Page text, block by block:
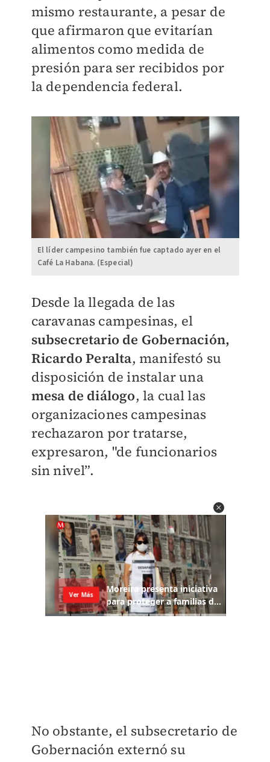
mismo restaurante, a pesar de
que afirmaron que evitarían
alimentos como medida de
presión para ser recibidos por
la dependencia federal.
El líder campesino también fue captado ayer en el
Café La Habana. (Especial)
Desde la llegada de las
caravanas campesinas, el
subsecretario de Gobernación,
Ricardo Peralta, manifestó su
disposición de instalar una
mesa de diálogo, la cual las
organizaciones campesinas
rechazaron por tratarse,
expresaron, "de funcionarios
sin nivel”.
No obstante, el subsecretario de
Gobernación externó su